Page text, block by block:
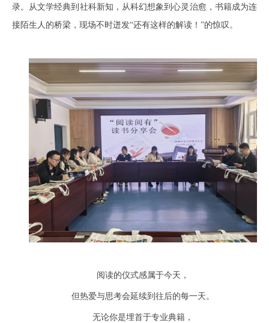
录。从文学经典到社科新知，从科幻想象到心灵治愈，书籍成为连
接陌生人的桥梁，现场不时迸发“还有这样的解读！”的惊叹。
阅读的仪式感属于今天，
但热爱与思考会延续到往后的每一天。
无论你是埋首于专业典籍，